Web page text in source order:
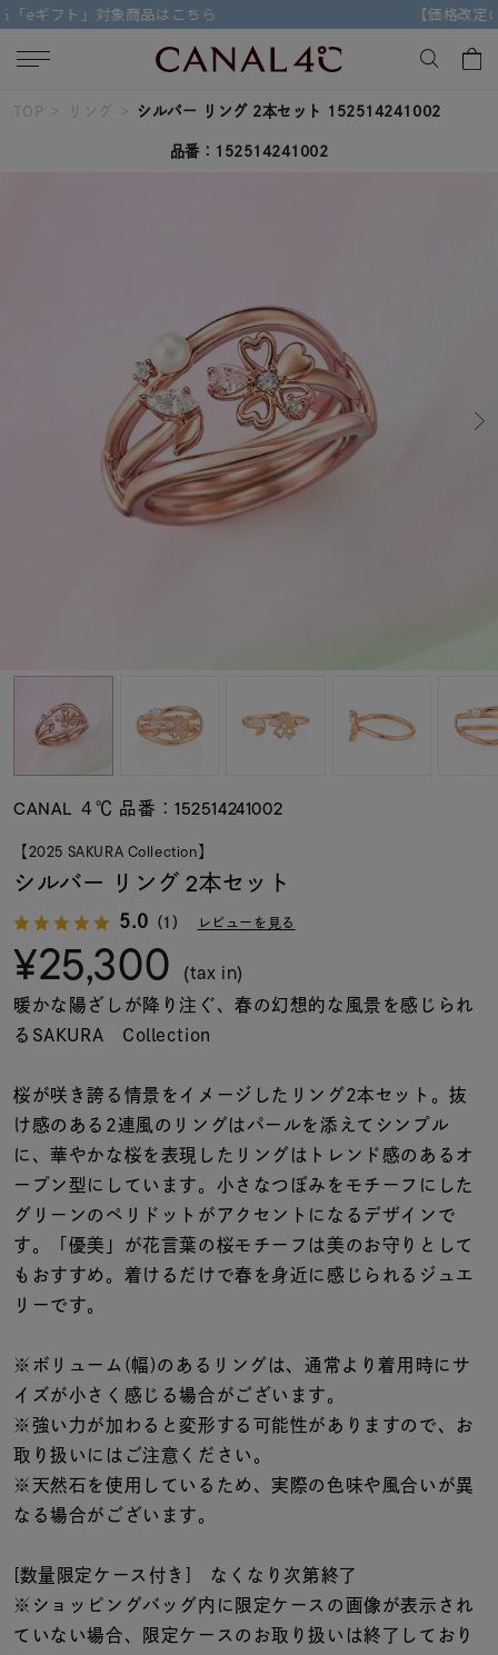
【価格改定のお知らせ 8月17日(月)より 】
キーワードで検索する
#eギフト
カテゴリー すべてのジュエリー
ト
着用シーン
レディース
リングサイズ
～
メンズ
リングサイズ
～
価格 ¥0
在庫 在庫ありのみ
TOP リング シルバー リング 2本セット 152514241002
品番：152514241002
CANAL ４℃ 品番：152514241002
【2025 SAKURA Collection】
シルバー リング 2本セット
5.0 （1） レビューを見る
¥25,300 (tax in)
暖かな陽ざしが降り注ぐ、春の幻想的な風景を感じられ
るSAKURA Collection
桜が咲き誇る情景をイメージしたリング2本セット。抜
け感のある2連風のリングはパールを添えてシンプル
に、華やかな桜を表現したリングはトレンド感のあるオ
ープン型にしています。小さなつぼみをモチーフにした
グリーンのペリドットがアクセントになるデザインで
す。「優美」が花言葉の桜モチーフは美のお守りとして
もおすすめ。着けるだけで春を身近に感じられるジュエ
リーです。
※ボリューム(幅)のあるリングは、通常より着用時にサ
イズが小さく感じる場合がございます。
※強い力が加わると変形する可能性がありますので、お
取り扱いにはご注意ください。
※天然石を使用しているため、実際の色味や風合いが異
なる場合がございます。
[数量限定ケース付き] なくなり次第終了
※ショッピングバッグ内に限定ケースの画像が表示され
ていない場合、限定ケースのお取り扱いは終了しており